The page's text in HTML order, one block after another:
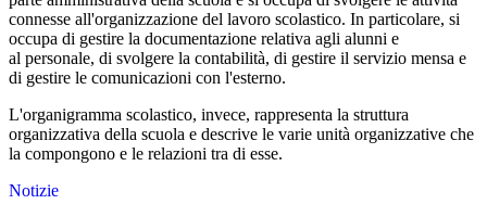
connesse all'organizzazione del lavoro scolastico. In particolare, si
occupa di gestire la documentazione relativa agli alunni e
al personale, di svolgere la contabilità, di gestire il servizio mensa e
di gestire le comunicazioni con l'esterno.
L'organigramma scolastico, invece, rappresenta la struttura
organizzativa della scuola e descrive le varie unità organizzative che
la compongono e le relazioni tra di esse.
Notizie